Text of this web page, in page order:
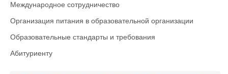
Международное сотрудничество
Организация питания в образовательной организации
Образовательные стандарты и требования
Абитуриенту